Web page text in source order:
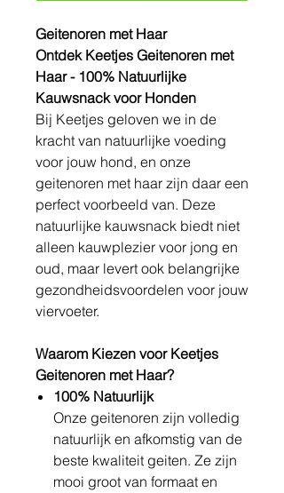
Geitenoren met Haar
Ontdek Keetjes Geitenoren met
Haar - 100% Natuurlijke
Kauwsnack voor Honden
Bij Keetjes geloven we in de
kracht van natuurlijke voeding
voor jouw hond, en onze
geitenoren met haar zijn daar een
perfect voorbeeld van. Deze
natuurlijke kauwsnack biedt niet
alleen kauwplezier voor jong en
oud, maar levert ook belangrijke
gezondheidsvoordelen voor jouw
viervoeter.
Waarom Kiezen voor Keetjes
Geitenoren met Haar?
100% Natuurlijk
Onze geitenoren zijn volledig
natuurlijk en afkomstig van de
beste kwaliteit geiten. Ze zijn
mooi groot van formaat en